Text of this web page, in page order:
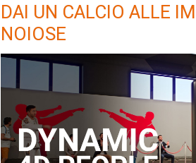
DAI UN CALCIO ALLE
NOIOSE